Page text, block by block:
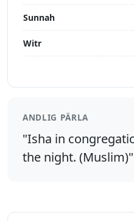
Sunnah
Witr
ANDLIG PÄRLA
"Isha in
the night. (Muslim)"